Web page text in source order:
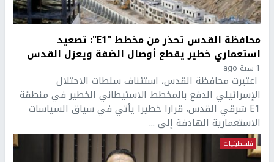
محافظة القدس تحذر من مخطط "E1": تصعيد
استعماري خطير يقطع أوصال الضفة ويعزل القدس
1 سنة ago
اعتبرت محافظة القدس، استئناف سلطات الاحتلال
الإسرائيلي الدفع بالمخطط الاستيطاني الخطير في منطقة
E1 شرقي القدس، قرارا خطيرا يأتي في سياق السياسات
الاستعمارية الهادفة إلى ...
فلسطينيات